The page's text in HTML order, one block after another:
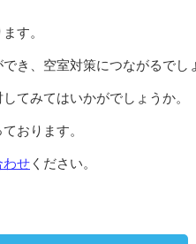
す。
き、空室対策につながるでし
てみてはいかがでしょうか。
おります。
わせ ください。